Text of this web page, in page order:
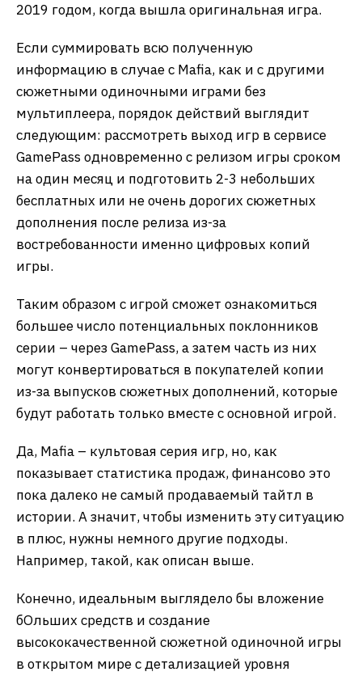
2019 годом, когда вышла оригинальная игра.
Если суммировать всю полученную
информацию в случае с Mafia, как и с другими
сюжетными одиночными играми без
мультиплеера, порядок действий выглядит
следующим: рассмотреть выход игр в сервисе
GamePass одновременно с релизом игры сроком
на один месяц и подготовить 2-3 небольших
бесплатных или не очень дорогих сюжетных
дополнения после релиза из-за
востребованности именно цифровых копий
игры.
Таким образом с игрой сможет ознакомиться
большее число потенциальных поклонников
серии – через GamePass, а затем часть из них
могут конвертироваться в покупателей копии
из-за выпусков сюжетных дополнений, которые
будут работать только вместе с основной игрой.
Да, Mafia – культовая серия игр, но, как
показывает статистика продаж, финансово это
пока далеко не самый продаваемый тайтл в
истории. А значит, чтобы изменить эту ситуацию
в плюс, нужны немного другие подходы.
Например, такой, как описан выше.
Конечно, идеальным выглядело бы вложение
бОльших средств и создание
высококачественной сюжетной одиночной игры
в открытом мире с детализацией уровня